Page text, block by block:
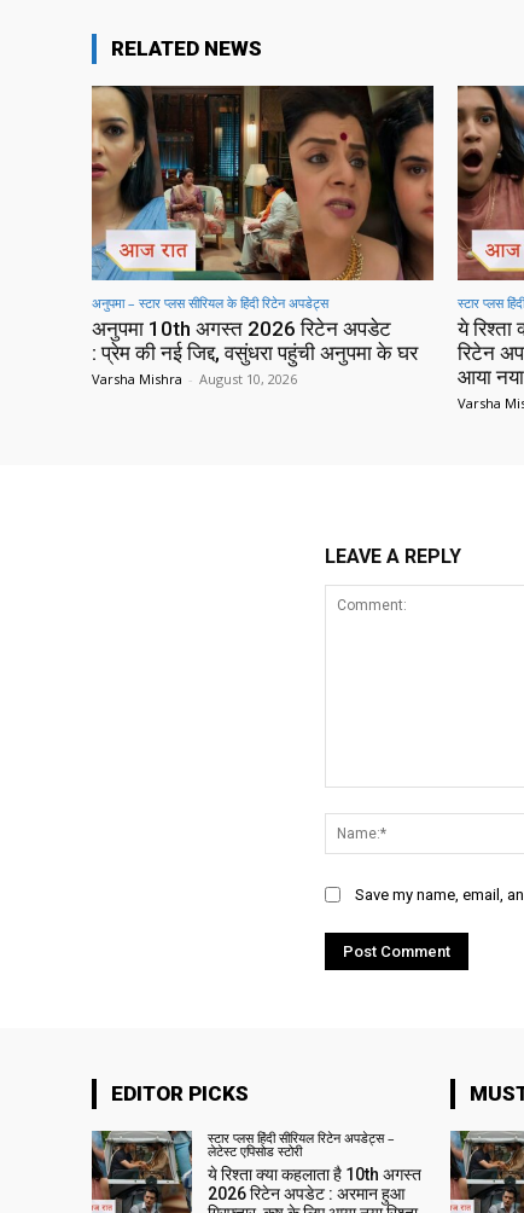
RELATED NEWS
अनुपमा – स्टार प्लस सीरियल के हिंदी रिटेन अपडेट्स
अनुपमा 10th अगस्त 2026 रिटेन अपडेट
: प्रेम की नई जिद्द, वसुंधरा पहुंची अनुपमा के घर
Varsha Mishra - August 10, 2026
स्टार प्लस
ये
रिटेन
आया नया
Varsha
LEAVE A REPLY
Save my name, email,
EDITOR PICKS
स्टार प्लस हिंदी सीरियल रिटेन अपडेट्स –
लेटेस्ट एपिसोड स्टोरी
ये रिश्ता क्या कहलाता है 10th अगस्त
2026 रिटेन अपडेट : अरमान हुआ